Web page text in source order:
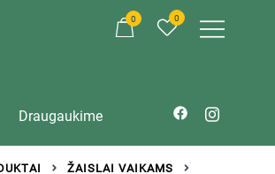
0 0
Draugaukime
ŽAISLAI VAIKAMS